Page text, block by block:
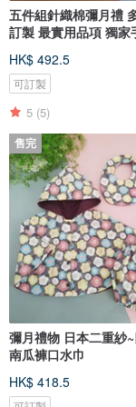
五件組針織棉彌月禮
訂製 最實用品項 獨
HK$ 492.5
可訂製
5 (5)
售完
彌月禮物 日本二重紗
南瓜褲口水巾
HK$ 418.5